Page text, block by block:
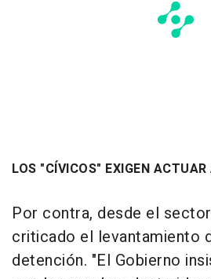
LOS "CÍVICOS" EXIGEN ACTUAR
Por contra, desde el
criticado el levantamiento
detención. "El Gobierno